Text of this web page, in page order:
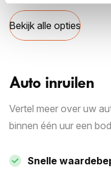
Bekijk alle opties
Auto inruilen
Vertel meer over uw
binnen één uur een
Snelle